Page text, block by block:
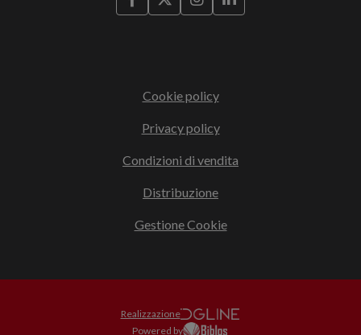
Cookie policy
Privacy policy
Condizioni di vendita
Distribuzione
Gestione Cookie
Realizzazione
Powered by